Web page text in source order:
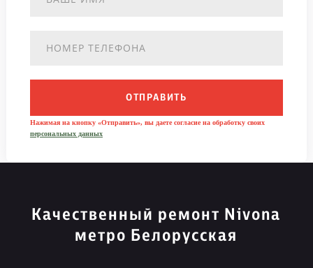
ОТПРАВИТЬ
Нажимая на кнопку «Отправить», вы даете согласие на обработку своих
персональных данных
Качественный ремонт Nivona
метро Белорусская